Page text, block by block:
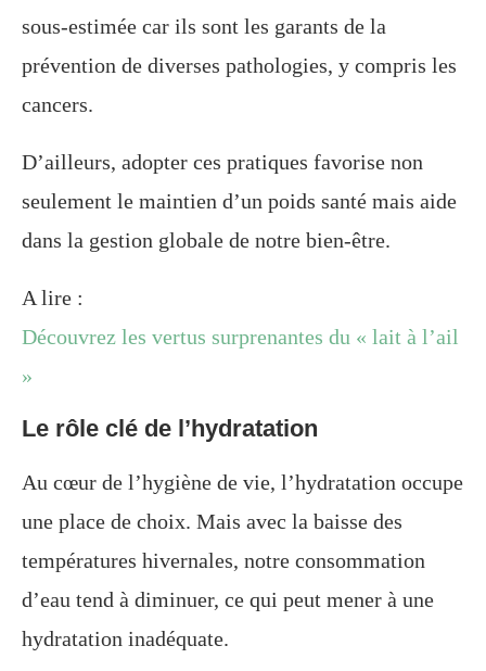
sous-estimée car ils sont les garants de la
prévention de diverses pathologies, y compris les
cancers.
D’ailleurs, adopter ces pratiques favorise non
seulement le maintien d’un poids santé mais aide
dans la gestion globale de notre bien-être.
A lire :
Découvrez les vertus surprenantes du « lait à l’ail
»
Le rôle clé de l’hydratation
Au cœur de l’hygiène de vie, l’hydratation occupe
une place de choix. Mais avec la baisse des
températures hivernales, notre consommation
d’eau tend à diminuer, ce qui peut mener à une
hydratation inadéquate.